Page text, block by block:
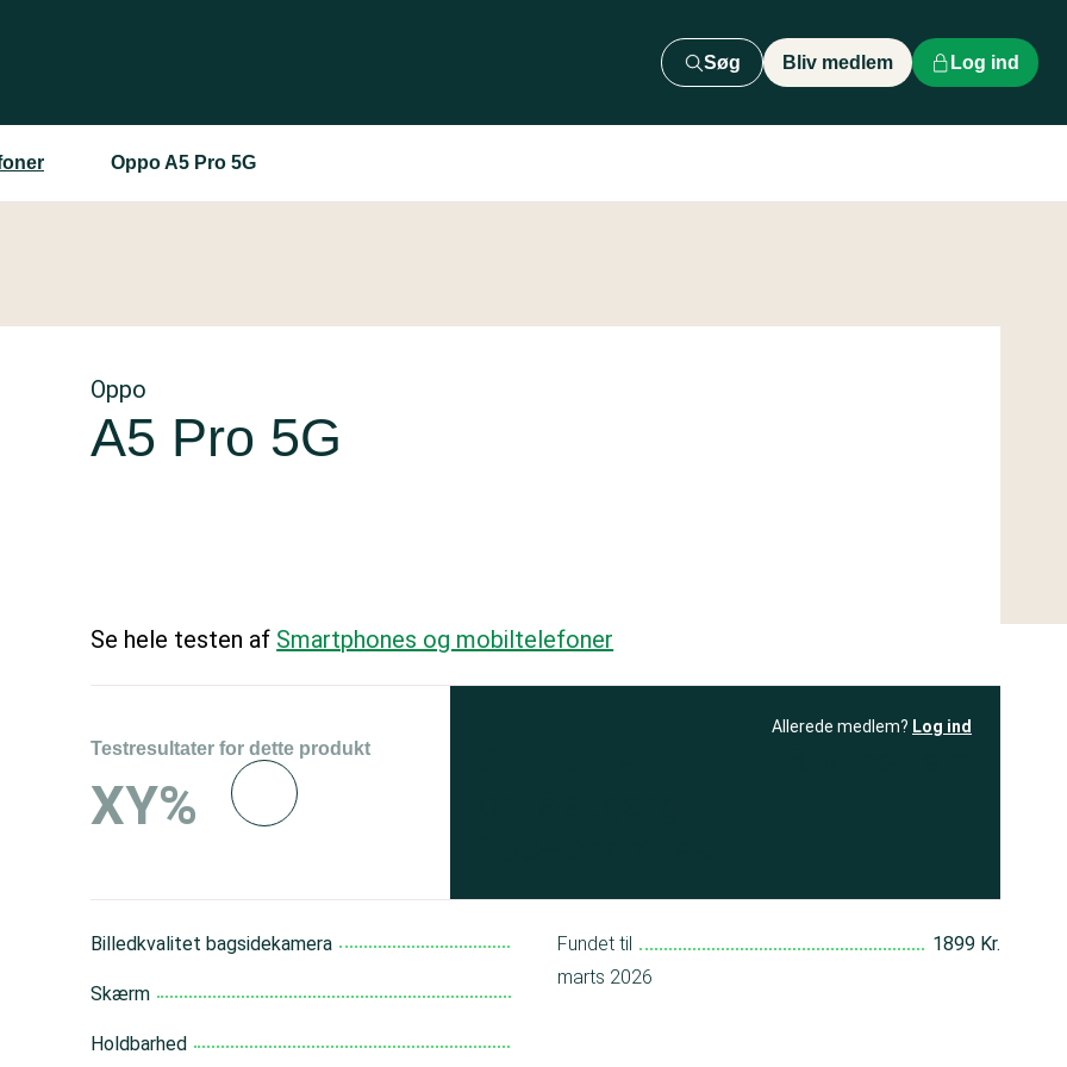
Søg Bliv medlem Log ind
Oppo A5 Pro 5G
Oppo
A5 Pro 5G
Se hele testen af Smartphones og mobiltelefoner
Testresultater for dette produkt
XY%
Allerede medlem? Log ind
Billedkvalitet bagsidekamera
Skærm
Holdbarhed
Fundet til
1899 Kr.
marts 2026